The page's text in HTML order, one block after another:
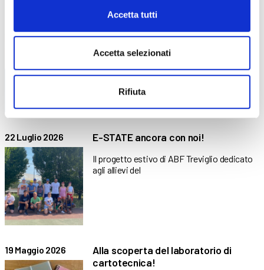
Accetta tutti
Accetta selezionati
Rifiuta
Anno
22 Luglio 2026 E-STATE ancora con noi!
Il progetto estivo di ABF Treviglio dedicato
agli allievi del
19 Maggio 2026
Alla scoperta del laboratorio di
cartotecnica!